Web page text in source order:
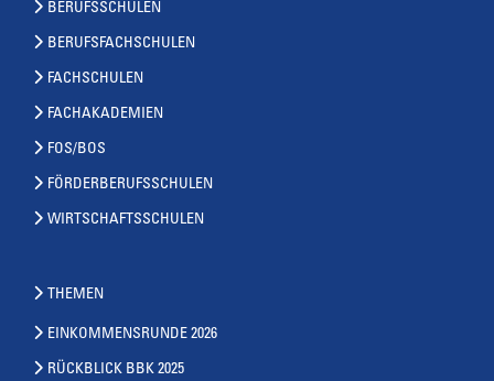
BERUFSSCHULEN
BERUFSFACHSCHULEN
FACHSCHULEN
FACHAKADEMIEN
FOS/BOS
FÖRDERBERUFSSCHULEN
WIRTSCHAFTSSCHULEN
THEMEN
EINKOMMENSRUNDE 2026
RÜCKBLICK BBK 2025